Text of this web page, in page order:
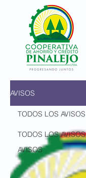
AVISOS
TODOS LOS AVISOS
AVISOS
TODOS LOS AVISOS